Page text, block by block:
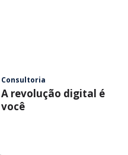
Consultoria
A revolução digital é
você